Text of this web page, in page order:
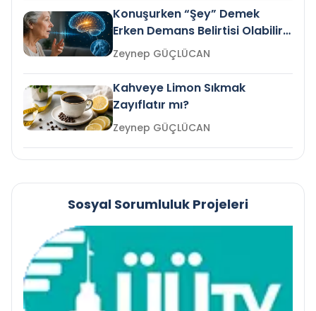
Konuşurken “Şey” Demek
Erken Demans Belirtisi Olabilir
mi?
Zeynep GÜÇLÜCAN
Kahveye Limon Sıkmak
Zayıflatır mı?
Zeynep GÜÇLÜCAN
Sosyal Sorumluluk Projeleri